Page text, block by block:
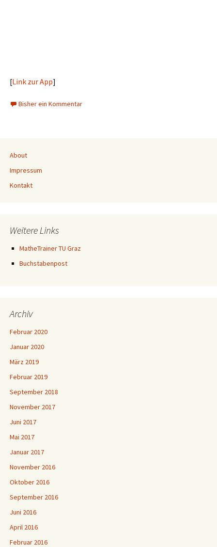
[Link zur App]
Bisher ein Kommentar
About
Impressum
Kontakt
Weitere Links
MatheTrainer TU Graz
Buchstabenpost
Archiv
Februar 2020
Januar 2020
März 2019
Februar 2019
September 2018
November 2017
Juni 2017
Mai 2017
Januar 2017
November 2016
Oktober 2016
September 2016
Juni 2016
April 2016
Februar 2016